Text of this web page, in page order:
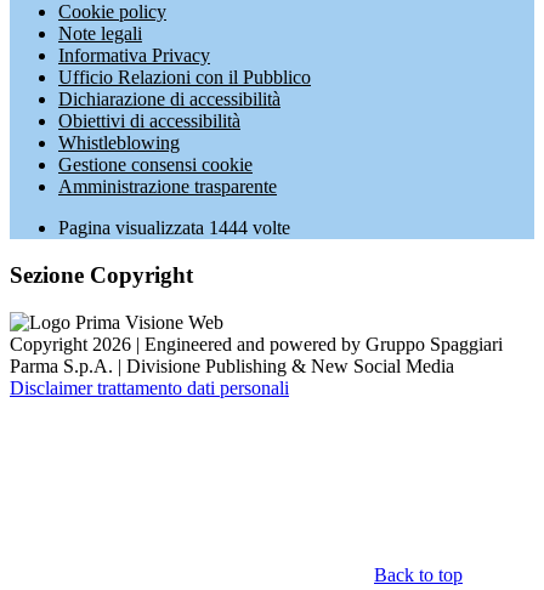
Cookie policy
Note legali
Informativa Privacy
Ufficio Relazioni con il Pubblico
Dichiarazione di accessibilità
Obiettivi di accessibilità
Whistleblowing
Gestione consensi cookie
Amministrazione trasparente
Pagina visualizzata 1444 volte
Sezione Copyright
Copyright 2026 | Engineered and powered by Gruppo Spaggiari
Parma S.p.A. | Divisione Publishing & New Social Media
Disclaimer trattamento dati personali
Back to top